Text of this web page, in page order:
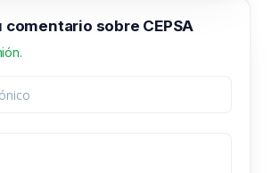
sobre CEPSA